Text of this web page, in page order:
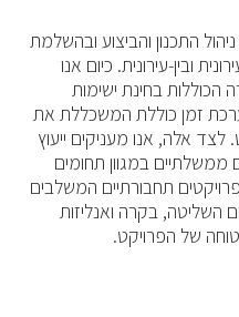
התכנון והביצוע ובהשלמת
ובין-עירונית. כיום אנו
בחינת ישימות
זמן כוללת המשכללת את
לצד אלה, אנו מעניקים ייעוץ
ממשלתיים במגוון תחומים
תחבורתיים המשלבים
השליטה, בקרה ואנליזות
של הפרויקט.